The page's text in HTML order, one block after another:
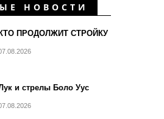
НОВОСТИ
КТО ПРОДОЛЖИТ СТРОЙКУ
и стрелы Боло Уус